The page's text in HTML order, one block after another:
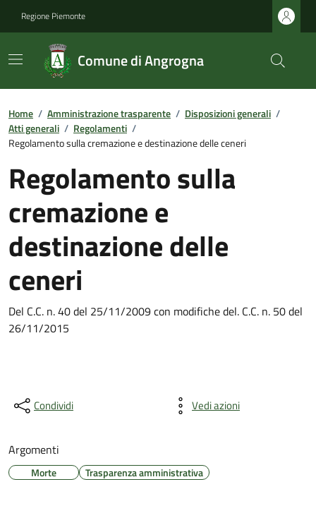
Regione Piemonte
Comune di Angrogna
Home / Amministrazione trasparente / Disposizioni generali /
Atti generali / Regolamenti /
Regolamento sulla cremazione e destinazione delle ceneri
Regolamento sulla
cremazione e
destinazione delle
ceneri
Del C.C. n. 40 del 25/11/2009 con modifiche del. C.C. n. 50 del
26/11/2015
Condividi Vedi azioni
Argomenti
Morte Trasparenza amministrativa